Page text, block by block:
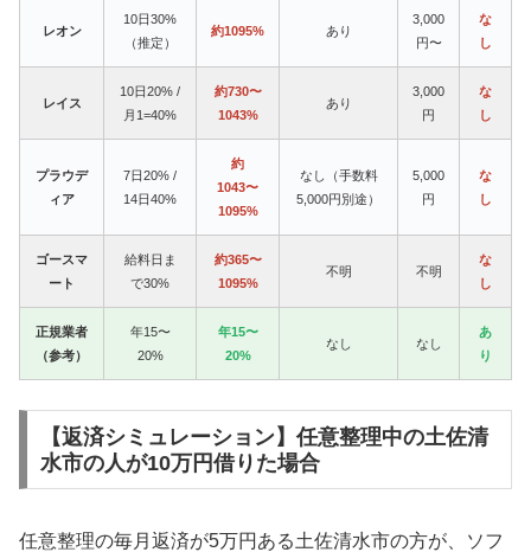
レオン
10日30%
（推定）
約1095% あり
3,000
円〜
な
し
レイス
10日20% /
月1=40%
約730〜
1043%
あり
3,000
円
な
し
プラウデ
ィア
7日20% /
14日40%
約
1043〜
1095%
なし（手数料
5,000円別途）
5,000
円
な
し
ゴースマ
ート
給料日ま
で30%
約365〜
1095%
不明 不明
な
し
正規業者
（参考）
年15〜
20%
年15〜
20%
なし なし
あ
り
【返済シミュレーション】任意整理中の土佐清
水市の人が10万円借りた場合
任意整理の毎月返済が5万円ある土佐清水市の方が、ソフ